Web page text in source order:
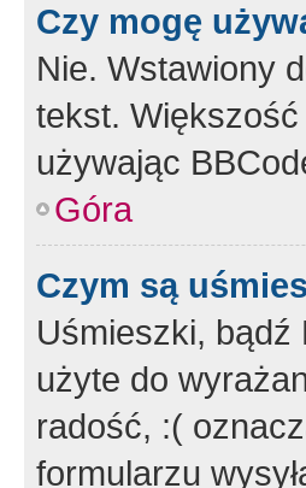
Czy mogę
Nie. Wstawiony
tekst.
używając
Góra
Czym są
Uśmieszki, bądź
użyte do
radość, :(
formularzu